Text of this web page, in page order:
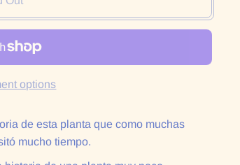
options
de esta planta que como muchas
mucho tiempo.